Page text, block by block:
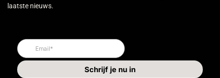
laatste nieuws.